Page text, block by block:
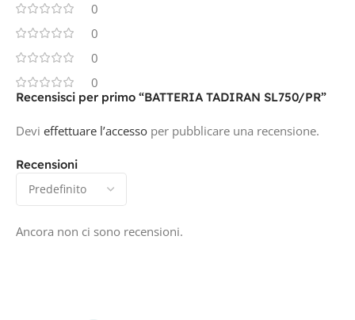
0
0
0
0
Recensioni
Ancora non ci sono recensioni.
Recensisci per primo “BATTERIA TADIRAN SL750/PR”
Devi effettuare l’accesso per pubblicare una recensione.